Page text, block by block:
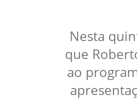
Nesta
que
ao